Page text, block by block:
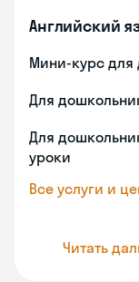
Английский
Мини-курс для
Для
Для
уроки
Все услуги и
Читать